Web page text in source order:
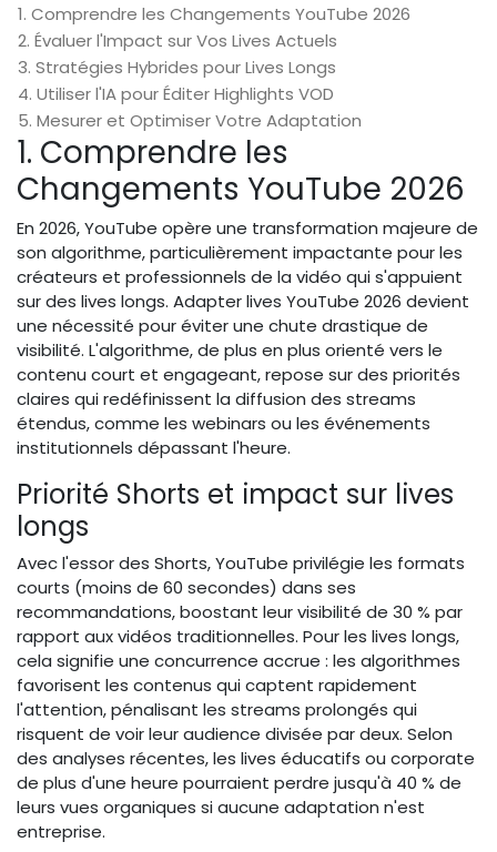
1. Comprendre les Changements YouTube 2026
2. Évaluer l'Impact sur Vos Lives Actuels
3. Stratégies Hybrides pour Lives Longs
4. Utiliser l'IA pour Éditer Highlights VOD
5. Mesurer et Optimiser Votre Adaptation
1. Comprendre les
Changements YouTube 2026
En 2026, YouTube opère une transformation majeure de
son algorithme, particulièrement impactante pour les
créateurs et professionnels de la vidéo qui s'appuient
sur des lives longs. Adapter lives YouTube 2026 devient
une nécessité pour éviter une chute drastique de
visibilité. L'algorithme, de plus en plus orienté vers le
contenu court et engageant, repose sur des priorités
claires qui redéfinissent la diffusion des streams
étendus, comme les webinars ou les événements
institutionnels dépassant l'heure.
Priorité Shorts et impact sur lives
longs
Avec l'essor des Shorts, YouTube privilégie les formats
courts (moins de 60 secondes) dans ses
recommandations, boostant leur visibilité de 30 % par
rapport aux vidéos traditionnelles. Pour les lives longs,
cela signifie une concurrence accrue : les algorithmes
favorisent les contenus qui captent rapidement
l'attention, pénalisant les streams prolongés qui
risquent de voir leur audience divisée par deux. Selon
des analyses récentes, les lives éducatifs ou corporate
de plus d'une heure pourraient perdre jusqu'à 40 % de
leurs vues organiques si aucune adaptation n'est
entreprise.